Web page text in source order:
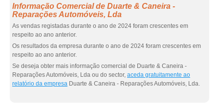
Informação Comercial de Duarte & Caneira -
Reparações Automóveis, Lda
As vendas registadas durante o ano de 2024 foram crescentes em
respeito ao ano anterior.
Os resultados da empresa durante o ano de 2024 foram crescentes em
respeito ao ano anterior.
Se deseja obter mais informação comercial de Duarte & Caneira -
Reparações Automóveis, Lda ou do sector, aceda gratuitamente ao
relatório da empresa Duarte & Caneira - Reparações Automóveis, Lda.